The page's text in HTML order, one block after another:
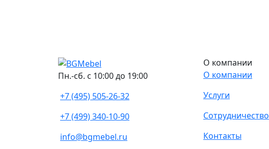
Пн.-сб. с 10:00 до 19:00
+7 (495) 505-26-32
+7 (499) 340-10-90
info@bgmebel.ru
О компании
О компании
Услуги
Сотрудничество
Контакты